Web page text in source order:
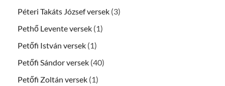
Péteri Takáts József versek (3)
Pethő Levente versek (1)
Petőfi István versek (1)
Petőfi Sándor versek (40)
Petőfi Zoltán versek (1)